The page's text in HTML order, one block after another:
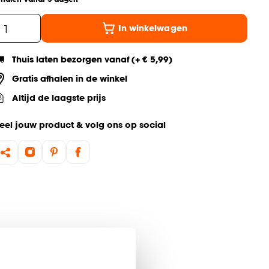
In winkelwagen
Thuis laten bezorgen vanaf (+ € 5,99)
Gratis afhalen in de winkel
Altijd de laagste prijs
jouw product & volg ons op social